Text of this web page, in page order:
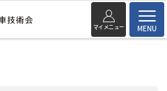
マイメニュー MENU